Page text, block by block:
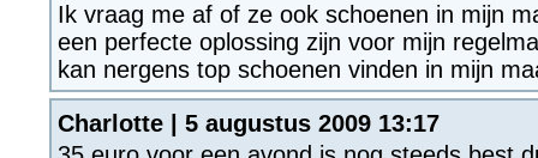
Ik vraag me af of ze ook schoenen in mijn
een perfecte oplossing zijn voor mijn
kan nergens top schoenen vinden in mijn
Charlotte | 5 augustus 2009 13:17